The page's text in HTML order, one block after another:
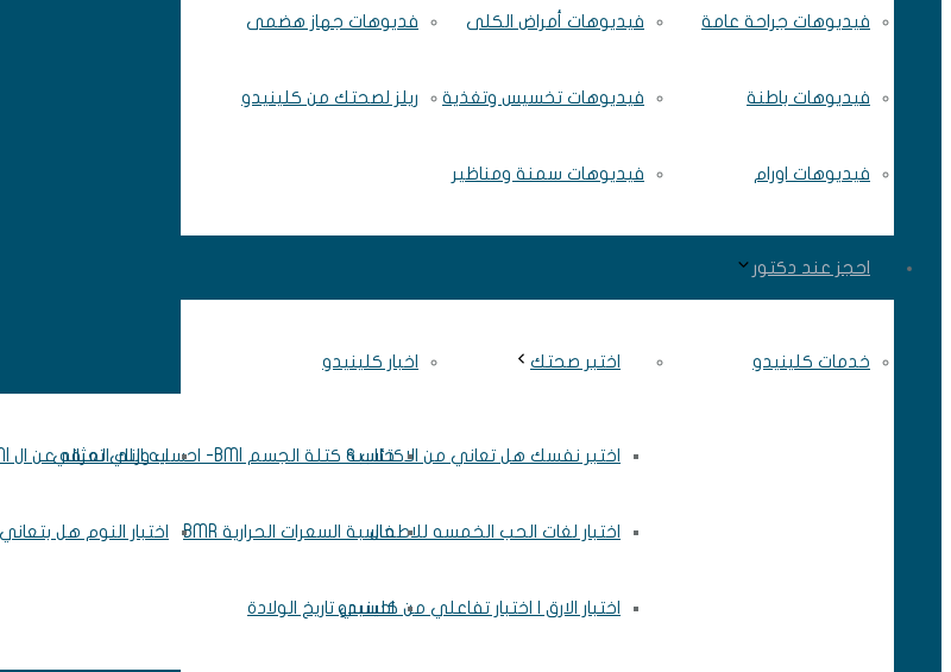
فيديوهات جراحة عامة
فيديوهات باطنة
فيديوهات اورام
فيديوهات أمراض الكلى
فيديوهات تخسيس وتغذية
فيديوهات سمنة ومناظير
فديوهات جهاز هضمى
ريلز لصحتك من كلينيدو
احجز عند دكتور
خدمات كلينيدو اختبر صحتك
اختبر نفسك هل تعاني من الاكتئاب ؟
اختبار لغات الحب الخمسه للاطفال
اختبار الارق | اختبار تفاعلي من كلينيدو
حاسبة كتلة الجسم BMI- احسب وزنك المثالي
حاسبة السعرات الحرارية BMR
احسبي تاريخ الولادة
ايه اللي تعرفه عن ال BMI
اختبار النوم هل
اخبار كلينيدو